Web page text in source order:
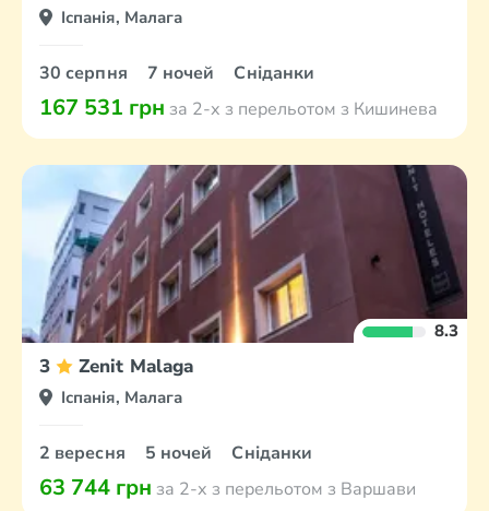
Іспанія, Малага
30 серпня 7 ночей Сніданки
167 531 грн за 2-х з перельотом з Кишинева
8.3
3 Zenit Malaga
Іспанія, Малага
2 вересня 5 ночей Сніданки
63 744 грн за 2-х з перельотом з Варшави